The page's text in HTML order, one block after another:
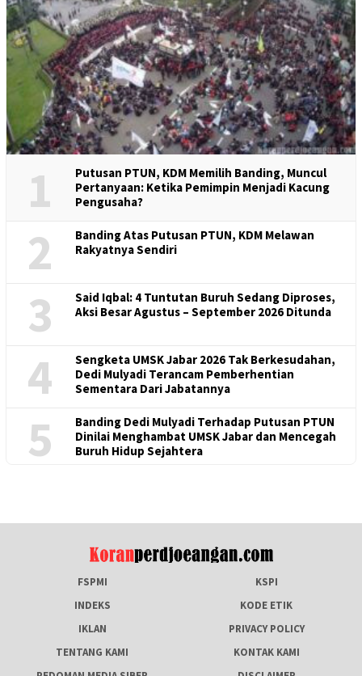
1
Putusan PTUN, KDM Memilih Banding, Muncul
Pertanyaan: Ketika Pemimpin Menjadi Kacung
Pengusaha?
2
Banding Atas Putusan PTUN, KDM Melawan
Rakyatnya Sendiri
3
Said Iqbal: 4 Tuntutan Buruh Sedang Diproses,
Aksi Besar Agustus – September 2026 Ditunda
4
Sengketa UMSK Jabar 2026 Tak Berkesudahan,
Dedi Mulyadi Terancam Pemberhentian
Sementara Dari Jabatannya
5
Banding Dedi Mulyadi Terhadap Putusan PTUN
Dinilai Menghambat UMSK Jabar dan Mencegah
Buruh Hidup Sejahtera
FSPMI
KSPI
INDEKS
KODE ETIK
IKLAN
PRIVACY POLICY
TENTANG KAMI
KONTAK KAMI